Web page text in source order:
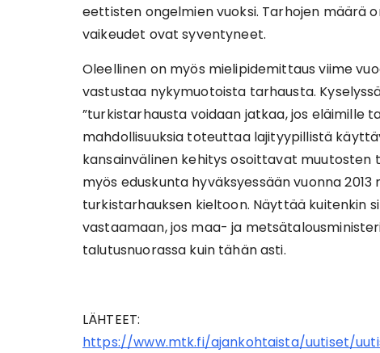
eettisten ongelmien vuoksi. Tarhojen määrä
vaikeudet ovat syventyneet.
Oleellinen on myös mielipidemittaus viime
vastustaa nykymuotoista tarhausta.
”turkistarhausta voidaan jatkaa, jos eläimille
mahdollisuuksia toteuttaa lajityypillistä
kansainvälinen kehitys osoittavat
myös eduskunta hyväksyessään vuonna
turkistarhauksen kieltoon. Näyttää kuitenkin
vastaamaan, jos maa- ja
talutusnuorassa kuin tähän asti.
LÄHTEET:
https://www.mtk.fi/ajankohtaista/uutiset/